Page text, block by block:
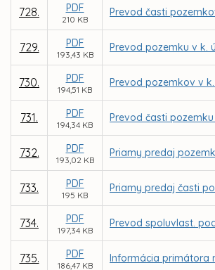
728. PDF
210 KB
Prevod časti
729. PDF
193,43 KB
Prevod pozemku v k.
730. PDF
194,51 KB
Prevod pozemkov v
731. PDF
194,34 KB
Prevod časti
732. PDF
193,02 KB
Priamy predaj
733. PDF
195 KB
Priamy predaj časti
734. PDF
197,34 KB
Prevod spoluvlast.
735. PDF
186,47 KB
Informácia primátora